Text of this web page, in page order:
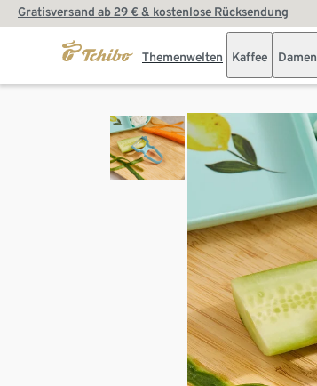
Gratisversand ab 29 € & kostenlose Rücksendung
Themenwelten Kaffee Damen